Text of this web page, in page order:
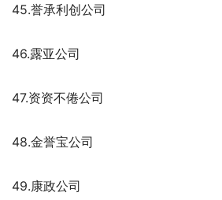
45.誉承利创公司
46.露亚公司
47.资资不倦公司
48.金誉宝公司
49.康政公司